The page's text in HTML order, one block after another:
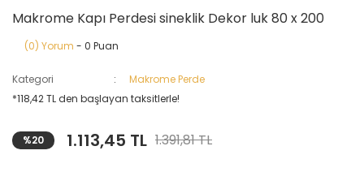
Makrome Kapı Perdesi sineklik Dekor luk 80 x 200
(0) Yorum - 0 Puan
Kategori
Makrome Perde
*118,42 TL den başlayan taksitlerle!
%20 1.113,45 TL 1.391,81 TL